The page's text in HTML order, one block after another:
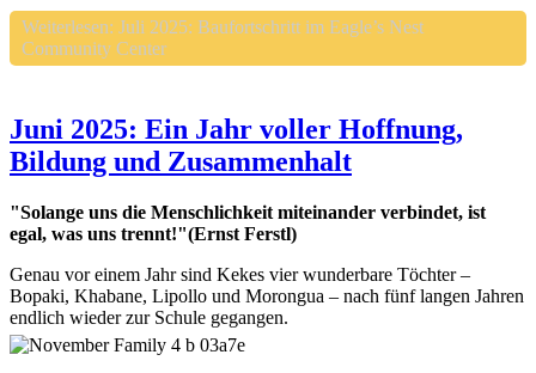
Weiterlesen: Juli 2025: Baufortschritt im Eagle’s Nest
Community Center
Juni 2025: Ein Jahr voller Hoffnung,
Bildung und Zusammenhalt
"Solange uns die Menschlichkeit miteinander verbindet, ist
egal, was uns trennt!"(Ernst Ferstl)
Genau vor einem Jahr sind Kekes vier wunderbare Töchter –
Bopaki, Khabane, Lipollo und Morongua – nach fünf langen Jahren
endlich wieder zur Schule gegangen.